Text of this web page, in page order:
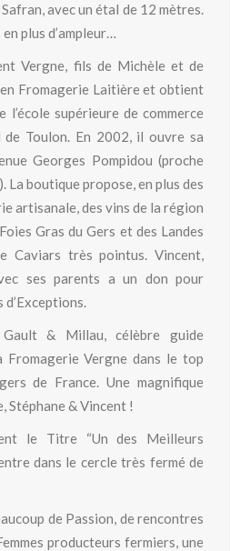
avec un étal de 12 mètres.
plus d’ampleur…
Vergne, fils de Michèle et de
Fromagerie Laitière et obtient
l’école supérieure de commerce
de Toulon. En 2002, il ouvre sa
Georges Pompidou (proche
La boutique propose, en plus des
artisanale, des vins de la région
Gras du Gers et des Landes
Caviars très pointus. Vincent,
ses parents a un don pour
& Millau, célèbre guide
Fromagerie Vergne dans le top
de France. Une magnifique
Stéphane & Vincent !
le Titre “Un des Meilleurs
dans le cercle très fermé de
de Passion, de rencontres
producteurs fermiers, une